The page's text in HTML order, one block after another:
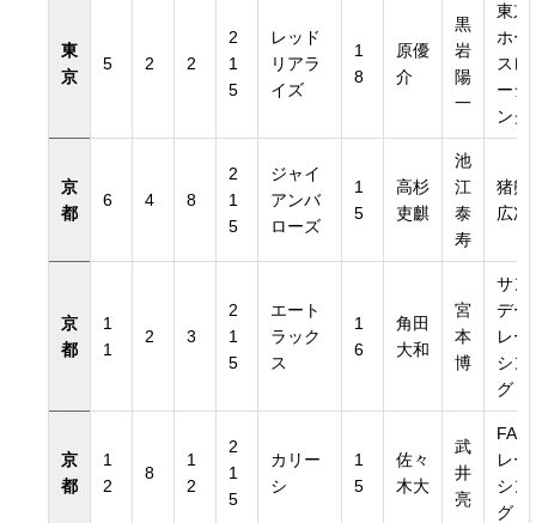
東
京
5 2 2
2
1
5
レッド
リアラ
イズ
1
8
原優
介
黒
岩
陽
一
東京
ホー
スレ
ーシ
ング
京
都
6 4 8
2
1
5
ジャイ
アンバ
ローズ
1
5
高杉
吏麒
池
江
泰
寿
猪熊
広次
京
都
1
1
2 3
2
1
5
エート
ラック
ス
1
6
角田
大和
宮
本
博
サン
デー
レー
シン
グ
京
都
1
2
8
1
2
2
1
5
カリー
シ
1
5
佐々
木大
武
井
亮
FA
レー
シン
グ